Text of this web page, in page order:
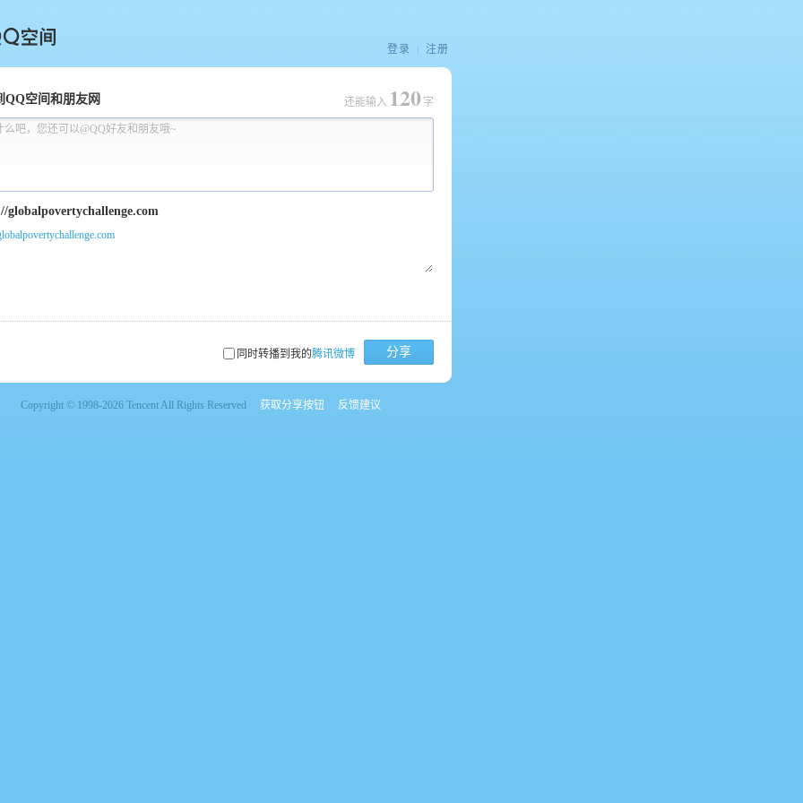
间
登录 注册
QQ空间和朋友网
么吧，您还可以@QQ好友和朋友哦~
还能输入 120 字
同时转播到我的腾讯微博 分享
Copyright © 1998-2026 Tencent All Rights Reserved 获取分享按钮 反馈建议